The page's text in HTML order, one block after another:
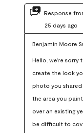
Response
25 days ago
Benjamin Moore
Hello, we're sorry
create the look
photo you shared
the area you
over an existing
be difficult to